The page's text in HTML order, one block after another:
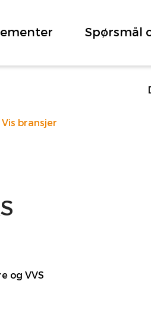
Spørsmål
Vis bransjer
og VVS